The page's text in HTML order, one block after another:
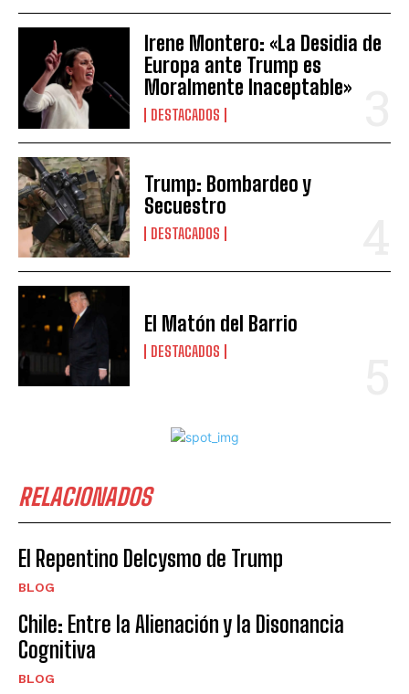
Irene Montero: «La Desidia de
Europa ante Trump es
Moralmente Inaceptable»
DESTACADOS
Trump: Bombardeo y
Secuestro
DESTACADOS
El Matón del Barrio
DESTACADOS
RELACIONADOS
El Repentino Delcysmo de Trump
BLOG
Chile: Entre la Alienación y la Disonancia
Cognitiva
BLOG